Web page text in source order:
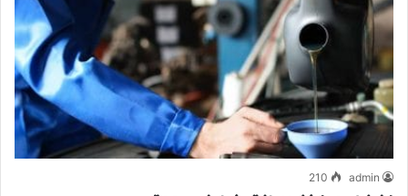
admin
210